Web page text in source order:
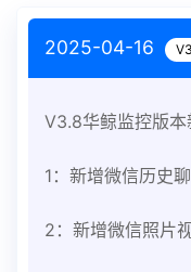
2025-04-16
V3.8华鲸监控版本
1：新增微信历史
2：新增微信照片